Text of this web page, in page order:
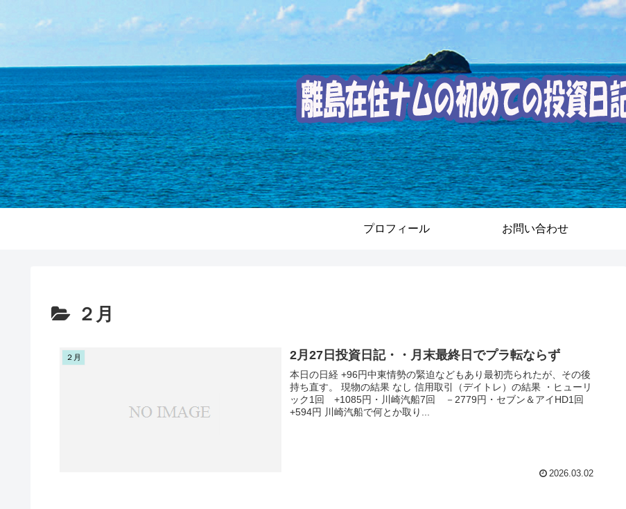
プロフィール お問い合わせ
２月
２月 2月27日投資日記・・月末最終日でプラ転ならず
本日の日経 +96円中東情勢の緊迫などもあり最初売られたが、その後
持ち直す。 現物の結果 なし 信用取引（デイトレ）の結果 ・ヒューリ
ック1回 +1085円・川崎汽船7回 －2779円・セブン＆アイHD1回
+594円 川崎汽船で何とか取り...
2026.03.02